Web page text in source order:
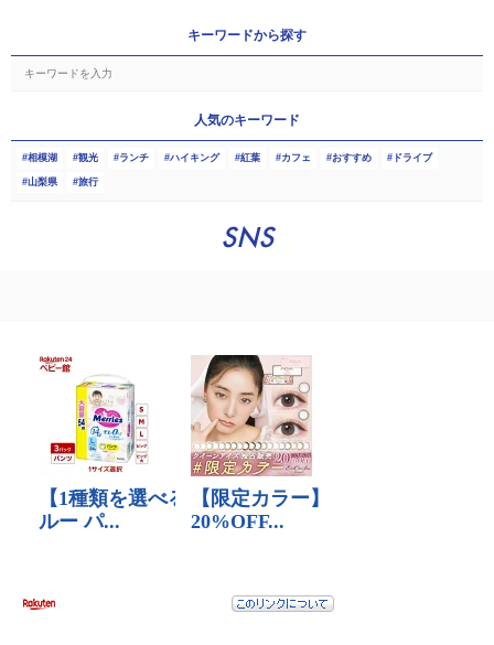
キーワードから探す
人気のキーワード
相模湖 観光 ランチ ハイキング 紅葉 カフェ おすすめ ドライブ
山梨県 旅行
SNS